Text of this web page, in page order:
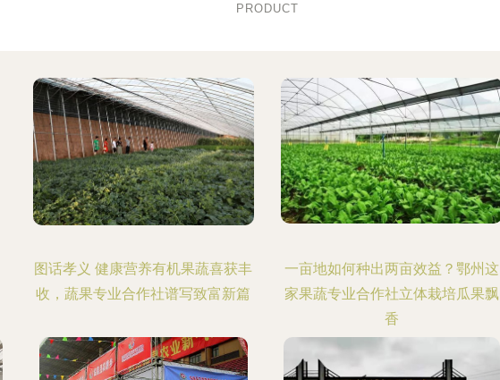
PRODUCT
图话孝义 健康营养有机果蔬喜获丰
收，蔬果专业合作社谱写致富新篇
一亩地如何种出两亩效益？鄂州这
家果蔬专业合作社立体栽培瓜果飘
香